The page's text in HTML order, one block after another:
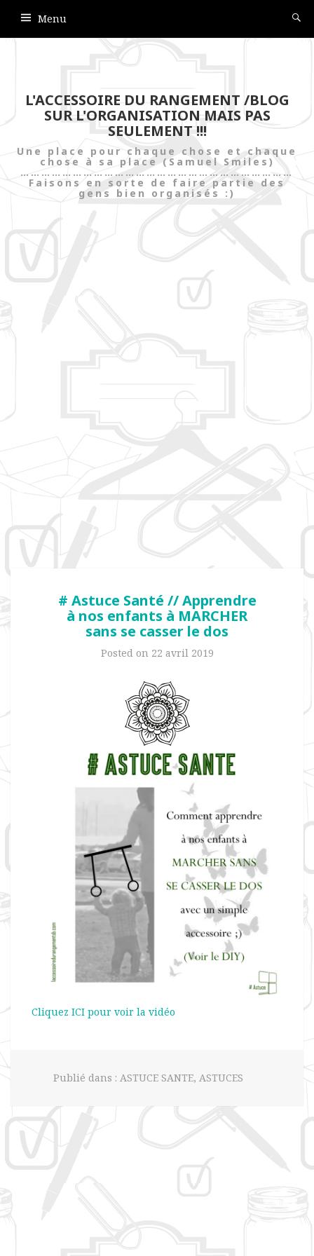
Menu
L'ACCESSOIRE DU RANGEMENT /BLOG
SUR L'ORGANISATION MAIS PAS
SEULEMENT !!!
Une place pour chaque chose et chaque
chose à sa place (Samuel Smiles)
……………………………………………………………………
Faisons en sorte de faire partie des
gens bien organisés :)
# Astuce Santé // Apprendre
à nos enfants à MARCHER
sans se casser le dos
Posted on 22 avril 2019
Cliquez ICI pour voir la vidéo
Publié dans : ASTUCE SANTE, ASTUCES